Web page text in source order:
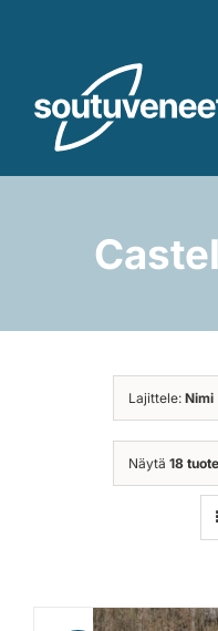
Perämoottorit
Valmistajat
Lajittele: Nimi
Näytä 18